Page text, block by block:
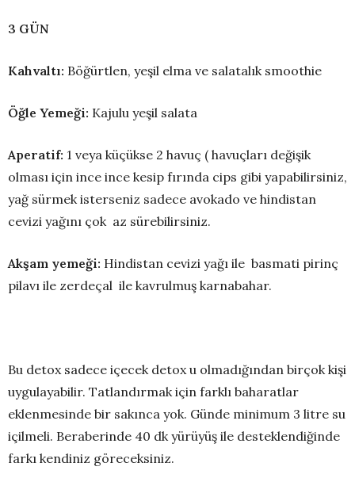
3 GÜN
Kahvaltı: Böğürtlen, yeşil elma ve salatalık smoothie
Öğle Yemeği: Kajulu yeşil salata
Aperatif: 1 veya küçükse 2 havuç ( havuçları değişik
olması için ince ince kesip fırında cips gibi yapabilirsiniz,
yağ sürmek isterseniz sadece avokado ve hindistan
cevizi yağını çok az sürebilirsiniz.
Akşam yemeği: Hindistan cevizi yağı ile basmati pirinç
pilavı ile zerdeçal ile kavrulmuş karnabahar.
Bu detox sadece içecek detox u olmadığından birçok kişi
uygulayabilir. Tatlandırmak için farklı baharatlar
eklenmesinde bir sakınca yok. Günde minimum 3 litre su
içilmeli. Beraberinde 40 dk yürüyüş ile desteklendiğinde
farkı kendiniz göreceksiniz.